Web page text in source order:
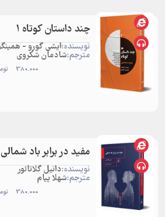
چند داستان کوتاه 1
نویسنده:ایشی گورو -
مترجم:شادمان شکروی
380.000
مفید در برابر باد شمالی
نویسنده:دانیل گلاتائور
مترجم:شهلا پیام
380.000